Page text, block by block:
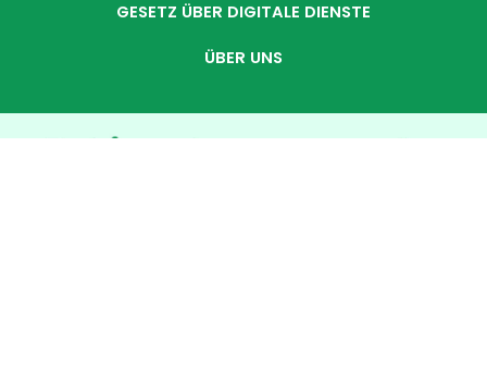
GESETZ ÜBER DIGITALE DIENSTE
ÜBER UNS